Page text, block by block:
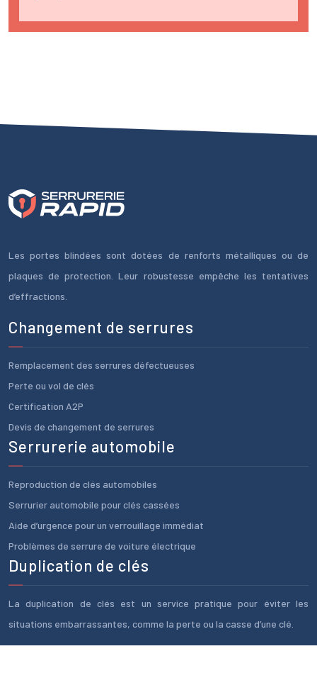
Les portes blindées sont dotées de renforts métalliques ou de
plaques de protection. Leur robustesse empêche les tentatives
d’effractions.
Changement de serrures
Remplacement des serrures défectueuses
Perte ou vol de clés
Certification A2P
Devis de changement de serrures
Serrurerie automobile
Reproduction de clés automobiles
Serrurier automobile pour clés cassées
Aide d’urgence pour un verrouillage immédiat
Problèmes de serrure de voiture électrique
Duplication de clés
La duplication de clés est un service pratique pour éviter les
situations embarrassantes, comme la perte ou la casse d’une clé.